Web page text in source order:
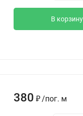
В корзину
380 ₽ /пог. м